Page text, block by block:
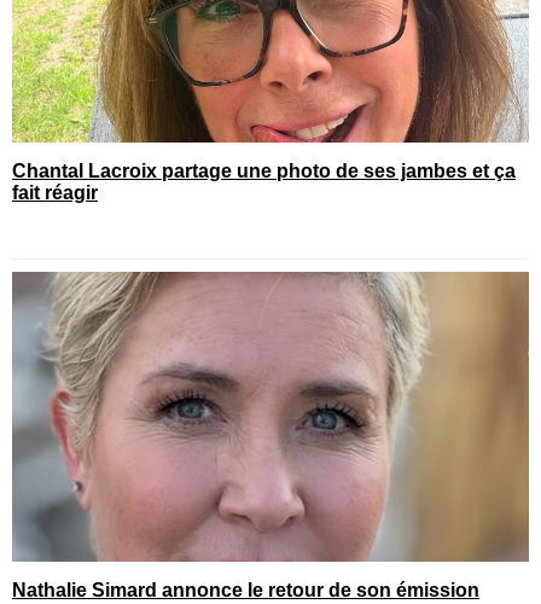
Chantal Lacroix partage une photo de ses jambes et ça
fait réagir
Nathalie Simard annonce le retour de son émission